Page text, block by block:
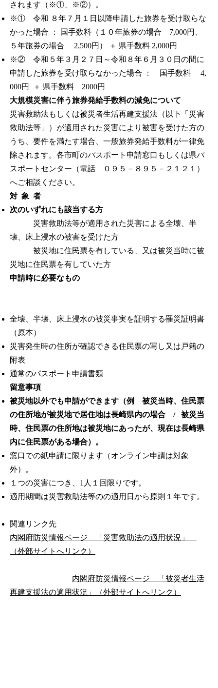
されます（※①、※②）。
※① 令和 ８年７月１日以降申請した旅券を受け取らな
かった場合 ： 国手数料（１０年旅券の場合 7,000円、
５年旅券の場合 2,500円） ＋ 県手数料 2,000円
※② 令和５年３月２７日～令和８年６月３０日の間に
申請した旅券を受け取らなかった場合 ： 国手数料 4,
000円 ＋ 県手数料 2000円
大規模災害に伴う旅券発給手数料の減免について
災害救助法もしくは被災者生活再建支援法（以下「災害
救助法等」）が適用された災害により被害を受けた方の
うち、要件を満たす場合、一般旅券発給手数料が一律免
除されます。各市町のパスポート申請窓口もしくは県パ
スポートセンター（電話 ０９５－８９５－２１２１）
へご相談ください。
対 象 者
次のいずれにも該当する方
災害救助法等が適用された災害による全壊、半
壊、床上浸水の被害を受けた方
被災地に住民票を有している、又は被災当時に被
災地に住民票を有していた方
申請時に必要なもの
全壊、半壊、床上浸水の被災事実を証明する罹災証明書
（原本）
災害発生時の住所が確認できる住民票の写し又は戸籍の
附表
通常のパスポート申請書類
留意事項
被災地以外でも申請ができます（例 被災当時、住民票
の住所地が被災地で居住地は長崎県内の場合 / 被災当
時、住民票の住所地は被災地にあったが、現在は長崎県
内に住民票がある場合）。
窓口での紙申請に限ります（オンライン申請は対象
外）。
１つの災害につき、1人１回限りです。
適用期間は災害救助法等のの適用日から原則１年です。
関連リンク先
内閣府防災情報ページ 「災害救助法の適用状況」
（外部サイトへリンク）
内閣府防災情報ページ 「被災者生活
再建支援法の適用状況」（外部サイトへリンク）